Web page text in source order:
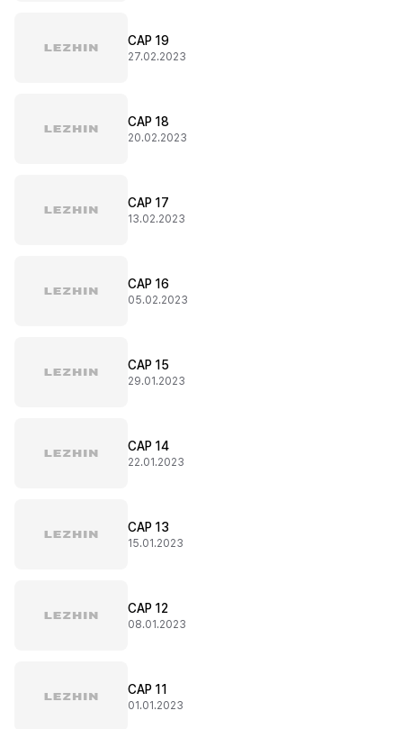
CAP 19
27.02.2023
CAP 18
20.02.2023
CAP 17
13.02.2023
CAP 16
05.02.2023
CAP 15
29.01.2023
CAP 14
22.01.2023
CAP 13
15.01.2023
CAP 12
08.01.2023
CAP 11
01.01.2023